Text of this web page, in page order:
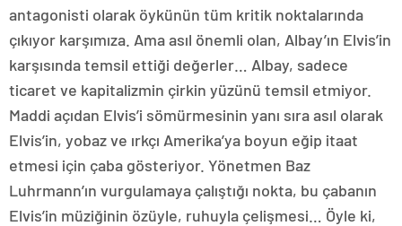
antagonisti olarak öykünün tüm kritik noktalarında
çıkıyor karşımıza. Ama asıl önemli olan, Albay’ın Elvis’in
karşısında temsil ettiği değerler… Albay, sadece
ticaret ve kapitalizmin çirkin yüzünü temsil etmiyor.
Maddi açıdan Elvis’i sömürmesinin yanı sıra asıl olarak
Elvis’in, yobaz ve ırkçı Amerika’ya boyun eğip itaat
etmesi için çaba gösteriyor. Yönetmen Baz
Luhrmann’ın vurgulamaya çalıştığı nokta, bu çabanın
Elvis’in müziğinin özüyle, ruhuyla çelişmesi… Öyle ki,